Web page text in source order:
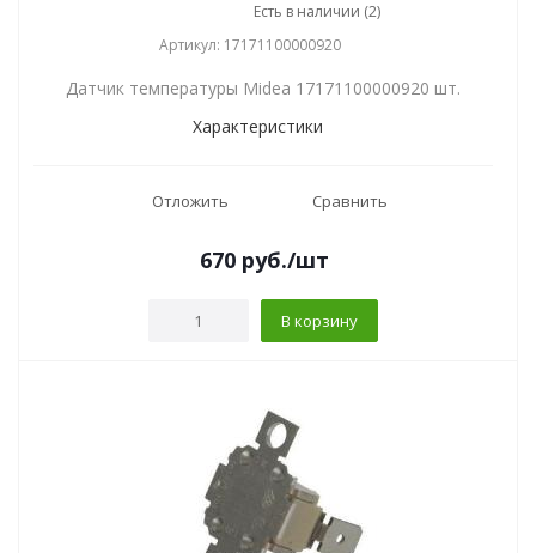
Есть в наличии (2)
Артикул: 17171100000920
Датчик температуры Midea 17171100000920 шт.
Характеристики
Отложить Сравнить
670руб./шт
В корзину